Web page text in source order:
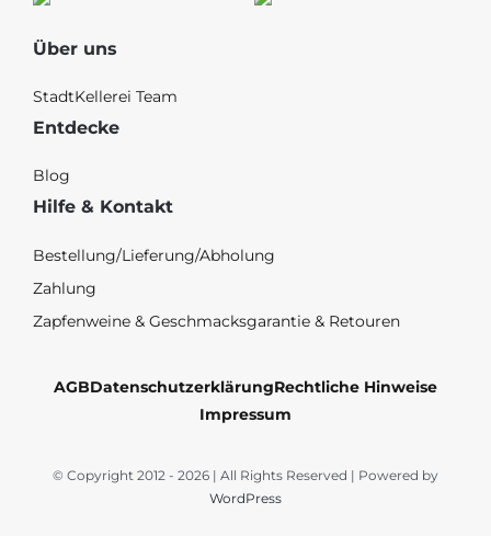
Über uns
StadtKellerei Team
Entdecke
Blog
Hilfe & Kontakt
Bestellung/Lieferung/Abholung
Zahlung
Zapfenweine & Geschmacksgarantie & Retouren
AGBDatenschutzerklärungRechtliche Hinweise
Impressum
© Copyright 2012 - 2026 | All Rights Reserved | Powered by
WordPress